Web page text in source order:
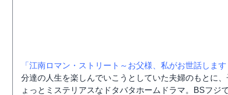
「江南ロマン・ストリート～お父様、私がお世話します
分達の人生を楽しんでいこうとしていた夫婦のもとに
ょっとミステリアスなドタバタホームドラマ。BSフジ